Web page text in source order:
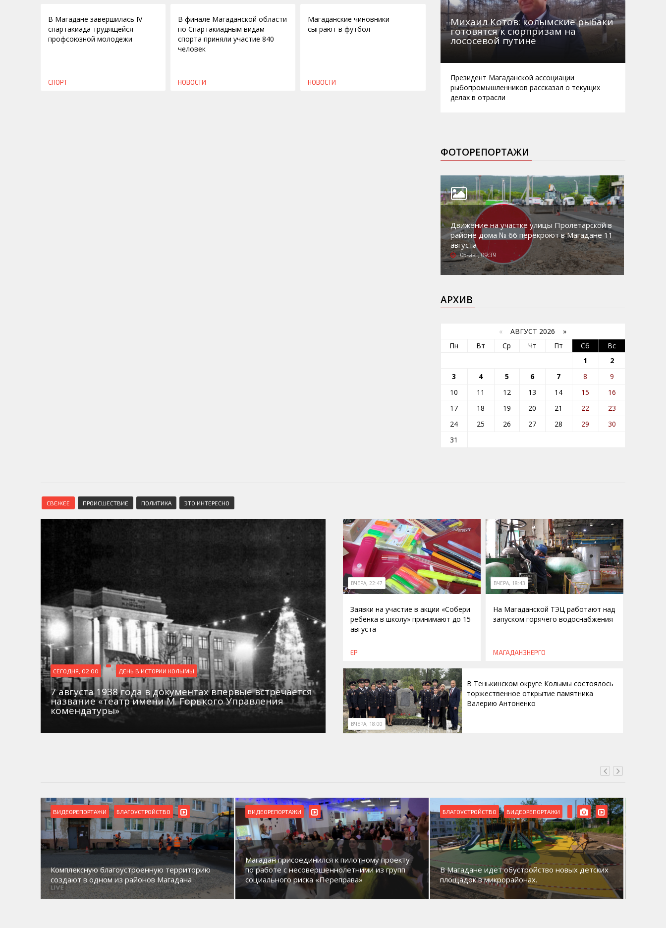
В Магадане завершилась IV
спартакиада трудящейся
профсоюзной молодежи
СПОРТ
В финале Магаданской области
по Спартакиадным видам
спорта приняли участие 840
человек
НОВОСТИ
Магаданские чиновники
сыграют в футбол
НОВОСТИ
Михаил Котов: колымские рыбаки
готовятся к сюрпризам на
лососевой путине
Президент Магаданской ассоциации
рыбопромышленников рассказал о текущих
делах в отрасли
ФОТОРЕПОРТАЖИ
Движение на участке улицы Пролетарской в
районе дома № 66 перекроют в Магадане 11
августа
05-авг, 09:39
АРХИВ
« АВГУСТ 2026 »
Пн
Вт Ср Чт Пт Сб
Вс
1
2
3
4 5 6 7 8
9
10
11 12 13 14 15
16
17
18 19 20 21 22
23
24
25 26 27 28 29
30
31
СВЕЖЕЕ ПРОИСШЕСТВИЕ ПОЛИТИКА ЭТО ИНТЕРЕСНО
СЕГОДНЯ, 02:00 ДЕНЬ В ИСТОРИИ КОЛЫМЫ
7 августа 1938 года в документах впервые встречается
название «театр имени М. Горького Управления
комендатуры»
ВЧЕРА, 22:47
Заявки на участие в акции «Собери
ребенка в школу» принимают до 15
августа
ЕР
ВЧЕРА, 18:43
На Магаданской ТЭЦ работают над
запуском горячего водоснабжения
МАГАДАНЭНЕРГО
ВЧЕРА, 18:00
В Тенькинском округе Колымы состоялось
торжественное открытие памятника
Валерию Антоненко
ВИДЕОРЕПОРТАЖИ БЛАГОУСТРОЙСТВО
Комплексную благоустроенную территорию
создают в одном из районов Магадана
ВИДЕОРЕПОРТАЖИ
Магадан присоединился к пилотному проекту
по работе с несовершеннолетними из групп
социального риска «Переправа»
БЛАГОУСТРОЙСТВО ВИДЕОРЕПОРТАЖИ
В Магадане идет обустройство новых детских
площадок в микрорайонах.